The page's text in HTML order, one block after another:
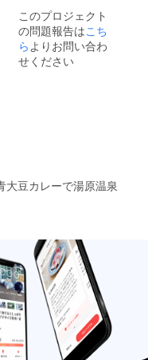
このプロジェクト
の問題報告はこち
らよりお問い合わ
せください
大豆カレーで湯原温泉